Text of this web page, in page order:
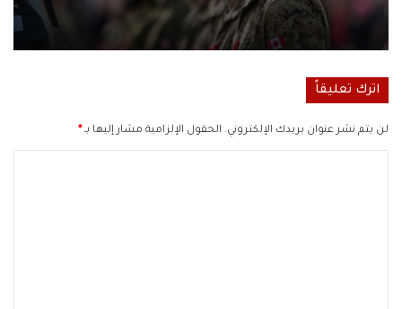
اترك تعليقاً
لن يتم نشر عنوان بريدك الإلكتروني. الحقول الإلزامية مشار إليها بـ*